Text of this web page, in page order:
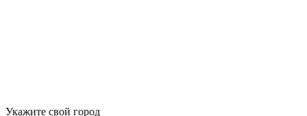
Укажите свой город